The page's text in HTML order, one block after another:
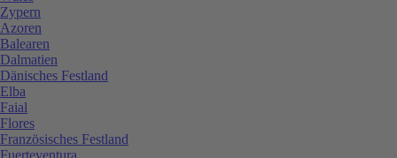
Zypern
Azoren
Balearen
Dalmatien
Dänisches Festland
Elba
Faial
Flores
Französisches Festland
Fuerteventura